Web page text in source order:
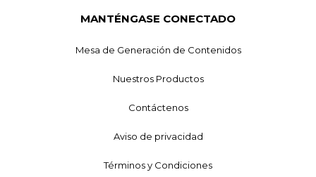
MANTÉNGASE CONECTADO
Mesa de Generación de Contenidos
Nuestros Productos
Contáctenos
Aviso de privacidad
Términos y Condiciones